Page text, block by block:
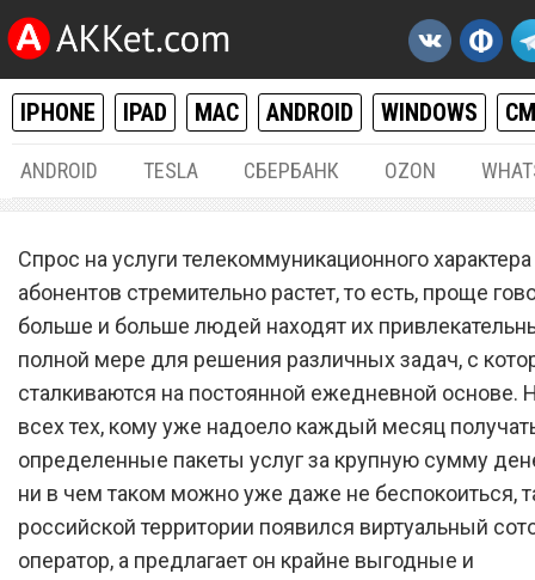
IPHONE IPAD MAC ANDROID WINDOWS
ANDROID TESLA СБЕРБАНК OZON
Виртуальный сотовый
запустил бесплатный
план с мобильным
и голосовой связью
Спрос на услуги телекоммуникационного
абонентов стремительно растет, то есть, проще
больше и больше людей находят их
полной мере для решения различных задач, с
сталкиваются на постоянной ежедневной основе.
всех тех, кому уже надоело каждый месяц
определенные пакеты услуг за крупную сумму
ни в чем таком можно уже даже не беспокоиться,
российской территории появился виртуальный
оператор, а предлагает он крайне выгодные и